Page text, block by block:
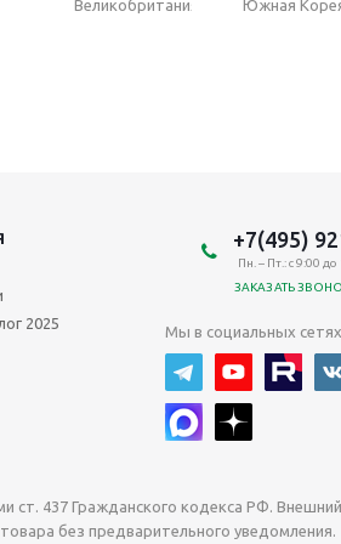
Великобритания Южная
2025
+7(495)
Пн. – Пт.: с 9:00 до
ЗАКАЗАТЬ
Мы в социальных
ст. 437 Гражданского кодекса РФ.
без предварительного уведомления.